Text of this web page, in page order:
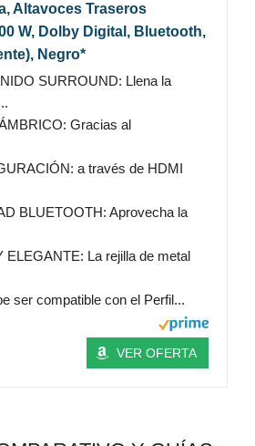
Altavoces Traseros
W, Dolby Digital, Bluetooth,
Negro*
SURROUND: Llena la
Gracias al
a través de HDMI
BLUETOOTH: Aprovecha la
ELEGANTE: La rejilla de metal
ser compatible con el Perfil...
VER OFERTA